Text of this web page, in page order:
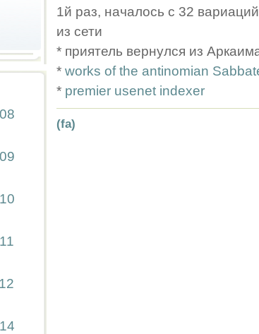
1й раз, началось с 32 вариаций
из сети
* приятель вернулся из
* works of the antinomian
* premier usenet indexer
(fa)